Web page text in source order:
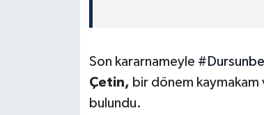
Son kararnameyle
Çetin, bir dönem kaymakam
bulundu.